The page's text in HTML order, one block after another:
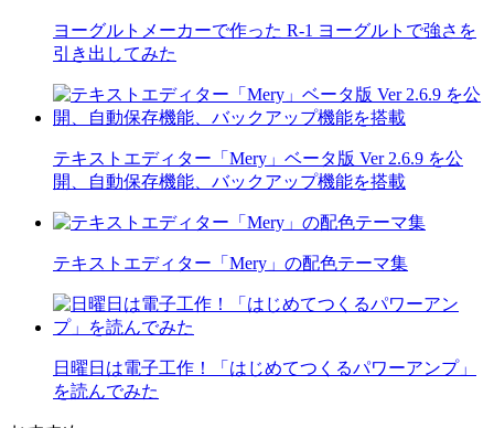
ヨーグルトメーカーで作った R-1 ヨーグルトで強さを
引き出してみた
テキストエディター「Mery」ベータ版 Ver 2.6.9 を公
開、自動保存機能、バックアップ機能を搭載
テキストエディター「Mery」の配色テーマ集
日曜日は電子工作！「はじめてつくるパワーアンプ」
を読んでみた